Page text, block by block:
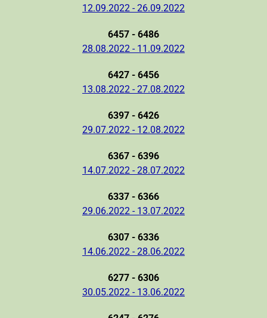
12.09.2022 - 26.09.2022
6457 - 6486
28.08.2022 - 11.09.2022
6427 - 6456
13.08.2022 - 27.08.2022
6397 - 6426
29.07.2022 - 12.08.2022
6367 - 6396
14.07.2022 - 28.07.2022
6337 - 6366
29.06.2022 - 13.07.2022
6307 - 6336
14.06.2022 - 28.06.2022
6277 - 6306
30.05.2022 - 13.06.2022